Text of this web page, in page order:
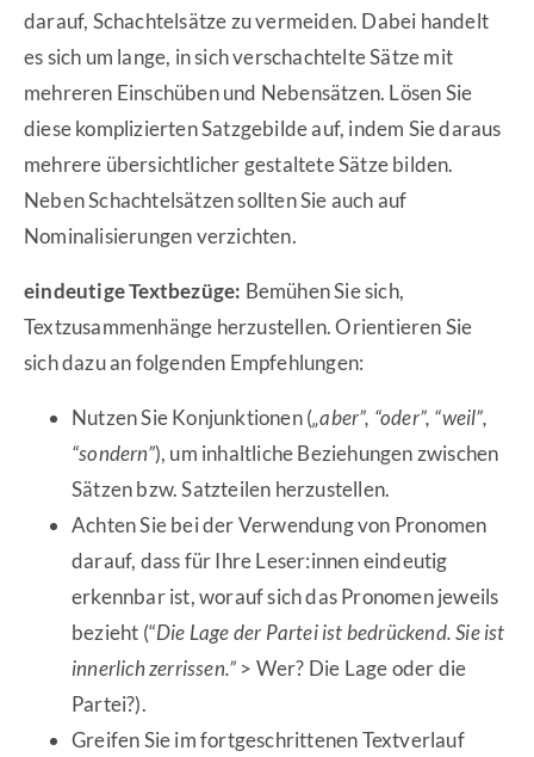
darauf, Schachtelsätze zu vermeiden. Dabei handelt
es sich um lange, in sich verschachtelte Sätze mit
mehreren Einschüben und Nebensätzen. Lösen Sie
diese komplizierten Satzgebilde auf, indem Sie daraus
mehrere übersichtlicher gestaltete Sätze bilden.
Neben Schachtelsätzen sollten Sie auch auf
Nominalisierungen verzichten.
eindeutige Textbezüge: Bemühen Sie sich,
Textzusammenhänge herzustellen. Orientieren Sie
sich dazu an folgenden Empfehlungen:
Nutzen Sie Konjunktionen („aber”, “oder”, “weil”,
“sondern”), um inhaltliche Beziehungen zwischen
Sätzen bzw. Satzteilen herzustellen.
Achten Sie bei der Verwendung von Pronomen
darauf, dass für Ihre Leser:innen eindeutig
erkennbar ist, worauf sich das Pronomen jeweils
bezieht (“Die Lage der Partei ist bedrückend. Sie ist
innerlich zerrissen.” > Wer? Die Lage oder die
Partei?).
Greifen Sie im fortgeschrittenen Textverlauf